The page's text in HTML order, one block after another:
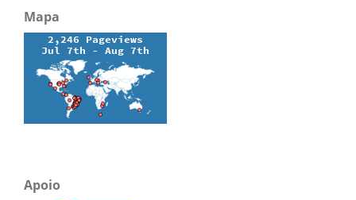
Mapa
Apoio